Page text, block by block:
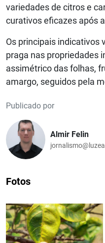
variedades de citros e
curativos eficazes após
Os principais indicativos
praga nas propriedades
assimétrico das folhas,
amargo, seguidos pela
Publicado por
Almir Felin
Fotos